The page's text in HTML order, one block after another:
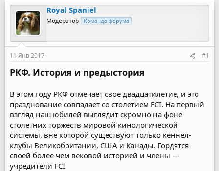
т
е
м
ы
а
ч
а
Royal Spaniel
Модератор Команда форума
11 Янв 2017 #1
РКФ. История и предыстория
В этом году РКФ отмечает свое двадцатилетие, и это
празднование совпадает со столетием FCI. На первый
взгляд наш юбилей выглядит скромно на фоне
столетних торжеств мировой кинологической
системы, вне которой существуют только кеннел-
клубы Великобритании, США и Канады. Гордятся
своей более чем вековой историей и члены —
учредители FCI.